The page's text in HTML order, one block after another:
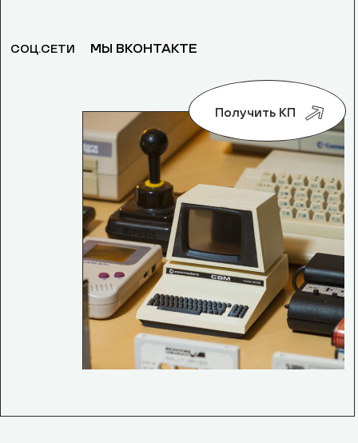
СОЦ.СЕТИ МЫ ВКОНТАКТЕ
Получить КП